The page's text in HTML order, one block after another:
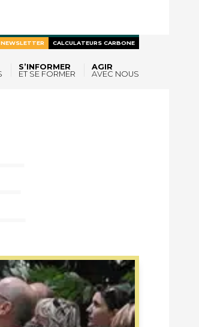
S’INFORMER
ET SE FORMER
AGIR
AVEC NOUS
NEWSLETTER CALCULATEURS CARBONE